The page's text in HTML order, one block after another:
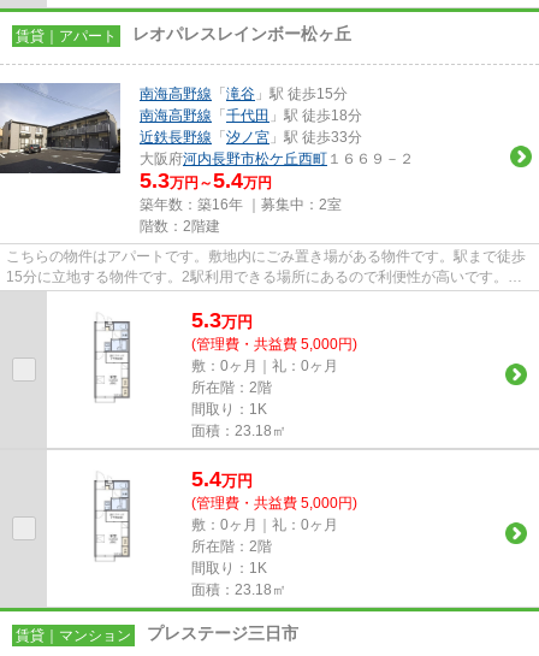
賃貸｜アパート レオパレスレインボー松ヶ丘
南海高野線 「 滝谷 」駅 徒歩15分
南海高野線 「 千代田 」駅 徒歩18分
近鉄長野線 「 汐ノ宮 」駅 徒歩33分
大阪府河内長野市松ケ丘西町 １６６９－２
5.3万円～5.4万円
築年数：築16年 ｜募集中： 2室
階数：2階建
こちらの物件はアパートです。敷地内にごみ置き場がある物件です。駅まで徒歩
15分に立地する物件です。2駅利用できる場所にあるので利便性が高いです。当
5.3万円
(管理費・共益費 5,000円)
敷：0ヶ月｜礼：0ヶ月
所在階：2階
間取り：1K
面積：23.18㎡
5.4万円
(管理費・共益費 5,000円)
敷：0ヶ月｜礼：0ヶ月
所在階：2階
間取り：1K
面積：23.18㎡
賃貸｜マンション プレステージ三日市